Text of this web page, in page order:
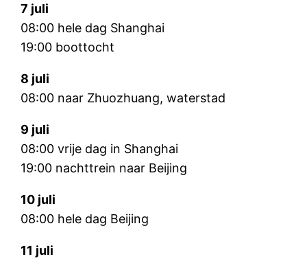
7 juli
08:00 hele dag Shanghai
19:00 boottocht
8 juli
08:00 naar Zhuozhuang, waterstad
9 juli
08:00 vrije dag in Shanghai
19:00 nachttrein naar Beijing
10 juli
08:00 hele dag Beijing
11 juli